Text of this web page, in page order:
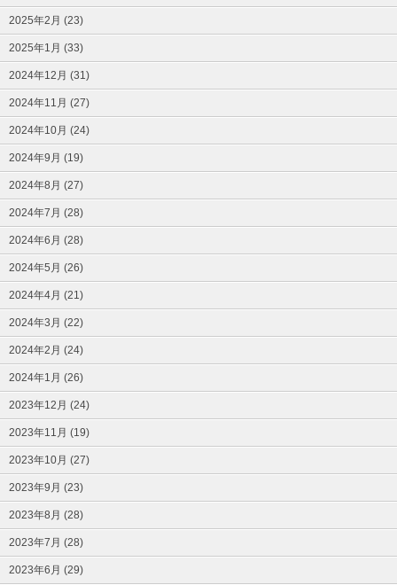
2025年2月 (23)
2025年1月 (33)
2024年12月 (31)
2024年11月 (27)
2024年10月 (24)
2024年9月 (19)
2024年8月 (27)
2024年7月 (28)
2024年6月 (28)
2024年5月 (26)
2024年4月 (21)
2024年3月 (22)
2024年2月 (24)
2024年1月 (26)
2023年12月 (24)
2023年11月 (19)
2023年10月 (27)
2023年9月 (23)
2023年8月 (28)
2023年7月 (28)
2023年6月 (29)